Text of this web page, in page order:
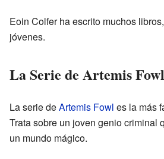
Eoin Colfer ha escrito muchos
jóvenes.
La Serie de Artemis Fowl
La serie deArtemis Fowl es la más
Trata sobre un joven genio criminal
un mundo mágico.